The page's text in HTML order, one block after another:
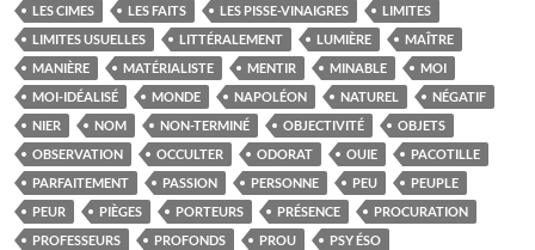
LES CIMES
LES FAITS LES PISSE-VINAIGRES
LIMITES
LIMITES USUELLES
LITTÉRALEMENT LUMIÈRE
MAÎTRE
MANIÈRE
MATÉRIALISTE MENTIR MINABLE
MOI
MOI-IDÉALISÉ
MONDE NAPOLÉON NATUREL
NÉGATIF
NIER
NOM NON-TERMINÉ OBJECTIVITÉ
OBJETS
OBSERVATION
OCCULTER ODORAT OUIE
PACOTILLE
PARFAITEMENT
PASSION PERSONNE PEU
PEUPLE
PEUR
PIÈGES PORTEURS PRÉSENCE
PROCURATION
PROFESSEURS
PROFONDS PROU
PSY ÉSO